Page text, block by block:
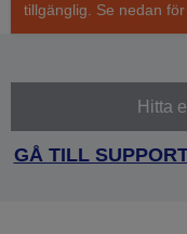
tillgänglig. Se nedan
Hitta
GÅ TILL